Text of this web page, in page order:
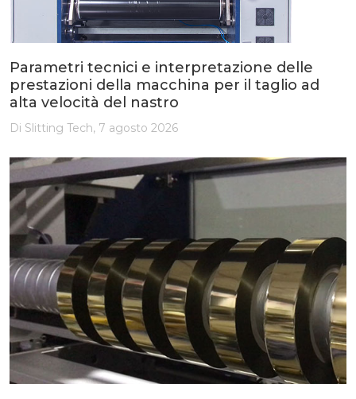
Parametri tecnici e interpretazione delle
prestazioni della macchina per il taglio ad
alta velocità del nastro
Di Slitting Tech, 7 agosto 2026